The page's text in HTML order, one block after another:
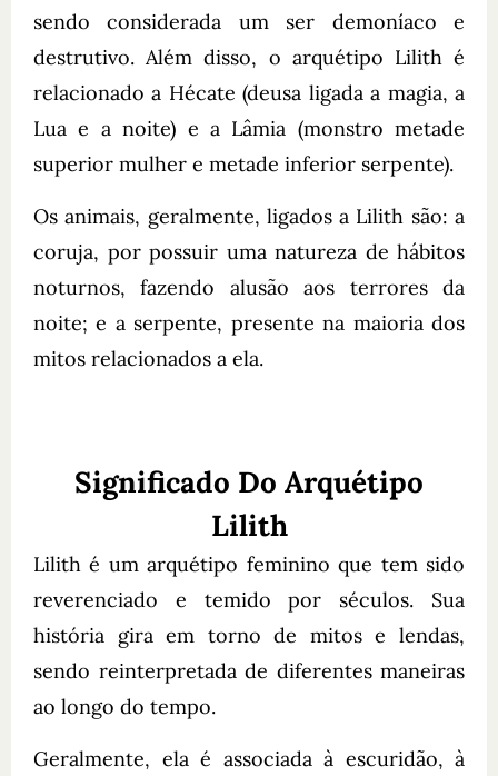
sendo considerada um ser demoníaco e
destrutivo. Além disso, o arquétipo Lilith é
relacionado a Hécate (deusa ligada a magia, a
Lua e a noite) e a Lâmia (monstro metade
superior mulher e metade inferior serpente).
Os animais, geralmente, ligados a Lilith são: a
coruja, por possuir uma natureza de hábitos
noturnos, fazendo alusão aos terrores da
noite; e a serpente, presente na maioria dos
mitos relacionados a ela.
Significado Do Arquétipo
Lilith
Lilith é um arquétipo feminino que tem sido
reverenciado e temido por séculos. Sua
história gira em torno de mitos e lendas,
sendo reinterpretada de diferentes maneiras
ao longo do tempo.
Geralmente, ela é associada à escuridão, à